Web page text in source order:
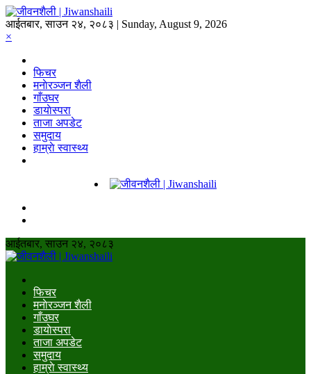
आईतबार, साउन २४, २०८३ | Sunday, August 9, 2026
×
फिचर
मनाेरञ्जन शैली
गाँउघर
डायाेस्परा
ताजा अपडेट
समुदाय
हाम्राे स्वास्थ्य
आईतबार, साउन २४, २०८३
फिचर
मनाेरञ्जन शैली
गाँउघर
डायाेस्परा
ताजा अपडेट
समुदाय
हाम्राे स्वास्थ्य